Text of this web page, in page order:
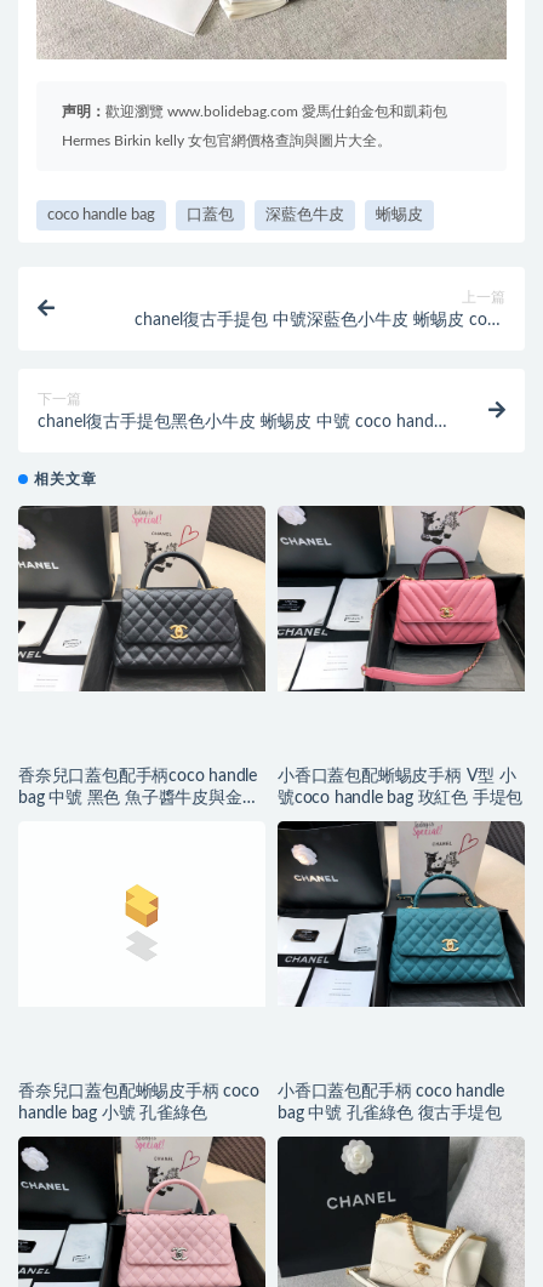
声明： 歡迎瀏覽 www.bolidebag.com 愛馬仕鉑金包和凱莉包
Hermes Birkin kelly 女包官網價格查詢與圖片大全。
coco handle bag 口蓋包 深藍色牛皮 蜥蜴皮
上一篇
chanel復古手提包 中號深藍色小牛皮 蜥蜴皮 coco
下一篇
chanel復古手提包黑色小牛皮 蜥蜴皮 中號 coco handle
相关文章
香奈兒口蓋包配手柄coco handle
bag 中號 黑色 魚子醬牛皮與金色
小香口蓋包配蜥蜴皮手柄 V型 小
號coco handle bag 玫紅色 手堤包
香奈兒口蓋包配蜥蜴皮手柄 coco
handle bag 小號 孔雀綠色
小香口蓋包配手柄 coco handle
bag 中號 孔雀綠色 復古手堤包